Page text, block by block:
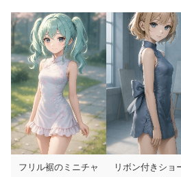
フリル裾のミニチャ
リボン付きショ